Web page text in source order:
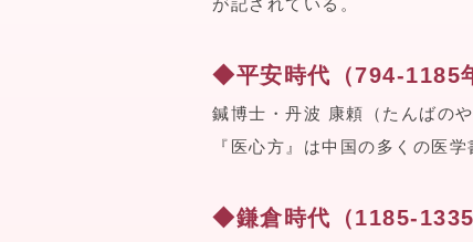
が記されている。
◆平安時代（794-1185
鍼博士・丹波 康頼（たんばの
『医心方』は中国の多くの医
◆鎌倉時代（1185-1335